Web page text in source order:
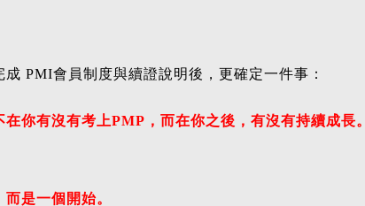
成 PMI會員制度與續證說明後，更確定一件事：
在你有沒有考上PMP，而在你之後，有沒有持續成長。
是一個開始。